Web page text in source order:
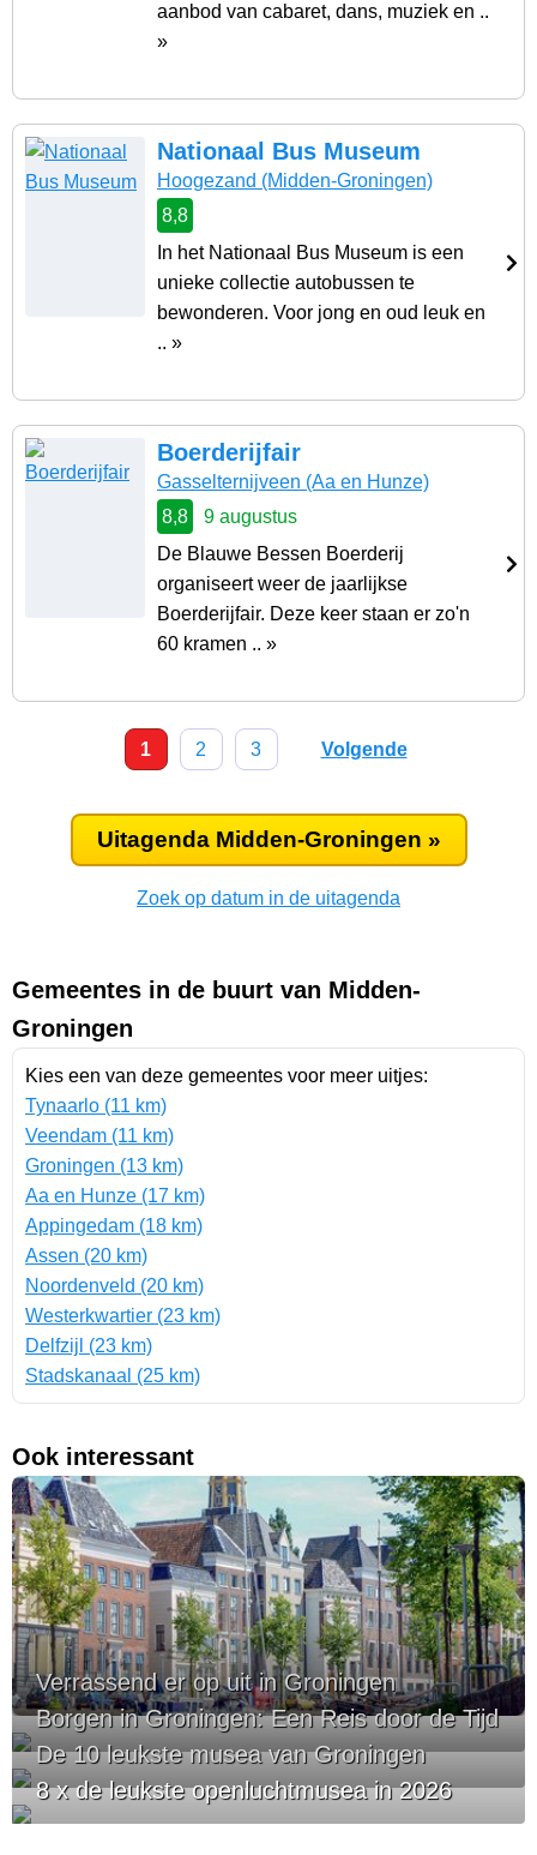
aanbod van cabaret, dans, muziek en ..
»
Nationaal Bus Museum
Hoogezand (Midden-Groningen)
8,8
In het Nationaal Bus Museum is een
unieke collectie autobussen te
bewonderen. Voor jong en oud leuk en
.. »
Boerderijfair
Gasselternijveen (Aa en Hunze)
8,8
9 augustus
De Blauwe Bessen Boerderij
organiseert weer de jaarlijkse
Boerderijfair. Deze keer staan er zo'n
60 kramen .. »
1 2 3 Volgende
Uitagenda Midden-Groningen »
Zoek op datum in de uitagenda
Gemeentes in de buurt van Midden-
Groningen
Kies een van deze gemeentes voor meer uitjes:
Tynaarlo (11 km)
Veendam (11 km)
Groningen (13 km)
Aa en Hunze (17 km)
Appingedam (18 km)
Assen (20 km)
Noordenveld (20 km)
Westerkwartier (23 km)
Delfzijl (23 km)
Stadskanaal (25 km)
Ook interessant
Verrassend er op uit in Groningen
Borgen in Groningen: Een Reis door de Tijd
De 10 leukste musea van Groningen
8 x de leukste openluchtmusea in 2026